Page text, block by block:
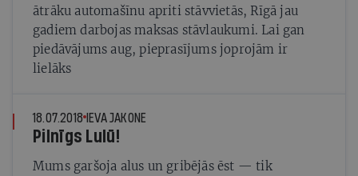
ātrāku automašīnu apriti stāvvietās, Rīgā jau
gadiem darbojas maksas stāvlaukumi. Lai gan
piedāvājums aug, pieprasījums joprojām ir
lielāks
18.07.2018 IEVA JAKONE
Pilnīgs Lulū!
Mums garšoja alus un gribējās ēst — tik